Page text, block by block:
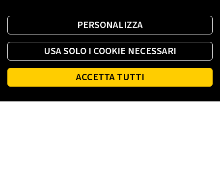
PERSONALIZZA
USA SOLO I COOKIE NECESSARI
ACCETTA TUTTI